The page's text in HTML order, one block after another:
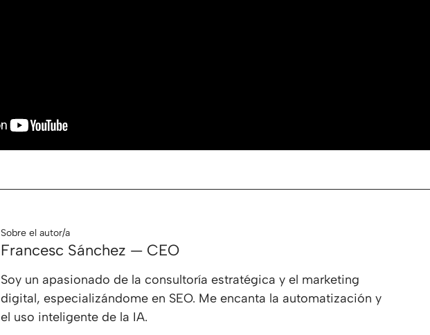
Sobre el autor/a
Francesc Sánchez — CEO
Soy un apasionado de la consultoría estratégica y el marketing
digital, especializándome en SEO. Me encanta la automatización y
el uso inteligente de la IA.